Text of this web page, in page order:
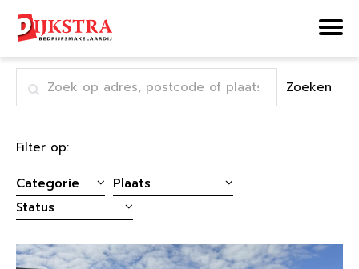
Home Aanbod
Zoeken
Filter op: